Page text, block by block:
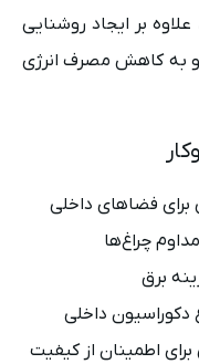
بر ایجاد روشنایی
و به کاهش مصرف انرژی
برای فضاهای داخلی
چراغ‌ها
برق
دکوراسیون داخلی
برای اطمینان از کیفیت